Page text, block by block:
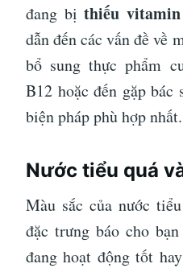
đang bịthiếu
dẫn đến các vấn đề về
bổ sung thực phẩm
B12 hoặc đến gặp
biện pháp phù hợp nhất.
Nước tiểu quá
Màu sắc của nước
đặc trưng báo cho
đang hoạt động tốt